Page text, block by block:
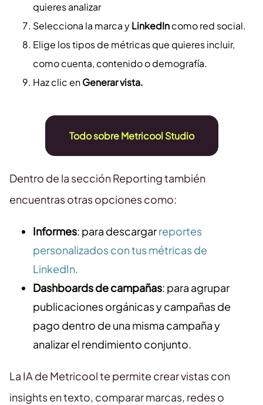
quieres analizar
Selecciona la marca yLinkedIncomo red social.
Elige los tipos de métricas que quieres incluir,
como cuenta, contenido o demografía.
Haz clic enGenerar vista.
Todo sobre Metricool Studio
Dentro de la sección Reporting también
encuentras otras opciones como:
Informes: para descargarreportes
personalizados con tus métricas de
LinkedIn.
Dashboards de campañas: para agrupar
publicaciones orgánicas y campañas de
pago dentro de una misma campaña y
analizar el rendimiento conjunto.
La IA de Metricool te permite crear vistas con
insights en texto, comparar marcas, redes o